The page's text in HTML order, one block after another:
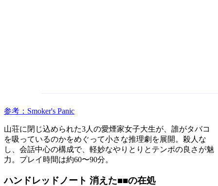
参考：Smoker's Panic
山荘に閉じ込められた3人の愛煙家女子大生が、誰がタバコ
を吸っているのかをめぐって小さな推理劇を展開。殺人な
し、会話中心の構成で、軽妙なやりとりとテンポの良さが魅
力。プレイ時間は約60〜90分。
ハンドレッドノート 消えた■■の在処